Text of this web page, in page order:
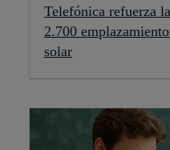
Telefónica refuerza
2.700
solar